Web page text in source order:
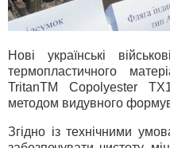
Нові українські
термопластичного
TritanTM Copolyester
методом видувного
Згідно із технічними